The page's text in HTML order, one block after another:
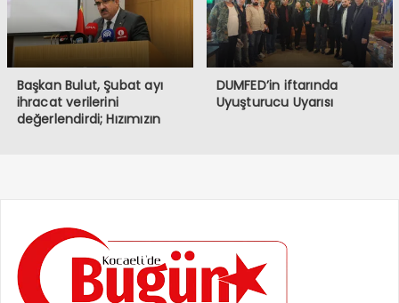
Başkan Bulut, Şubat ayı
ihracat verilerini
değerlendirdi; Hızımızın
DUMFED’in iftarında
Uyuşturucu Uyarısı